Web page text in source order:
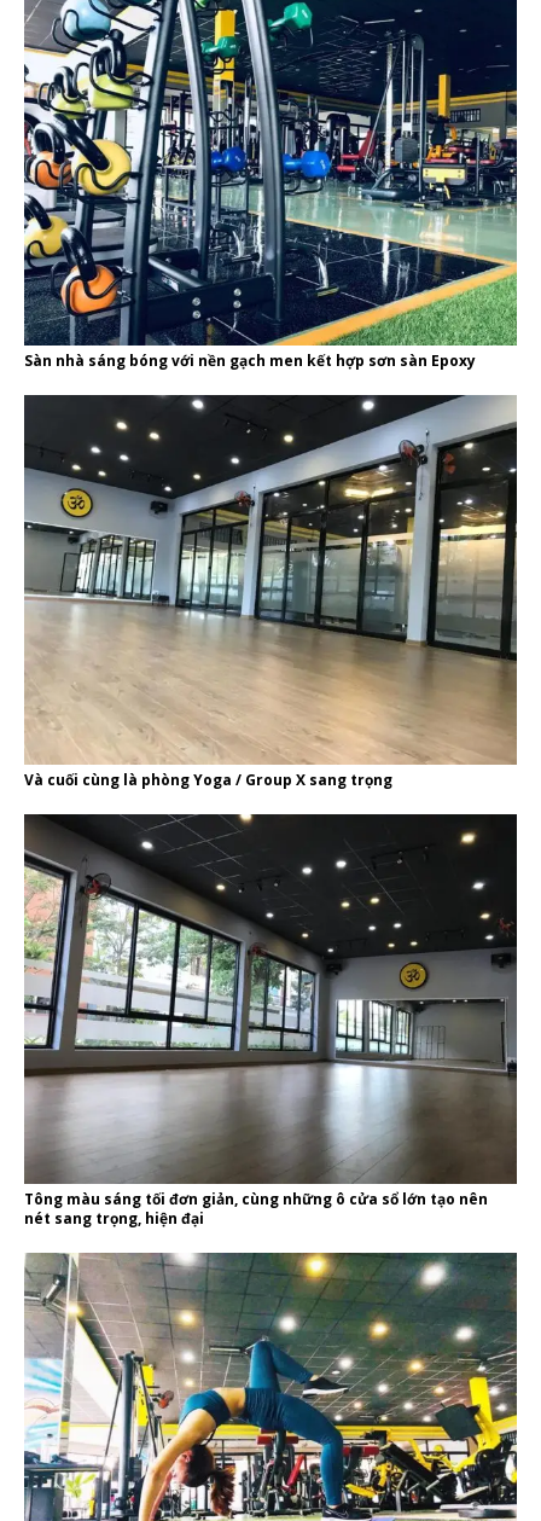
Sàn nhà sáng bóng với nền gạch men kết hợp sơn sàn Epoxy
Và cuối cùng là phòng Yoga / Group X sang trọng
Tông màu sáng tối đơn giản, cùng những ô cửa sổ lớn tạo nên
nét sang trọng, hiện đại